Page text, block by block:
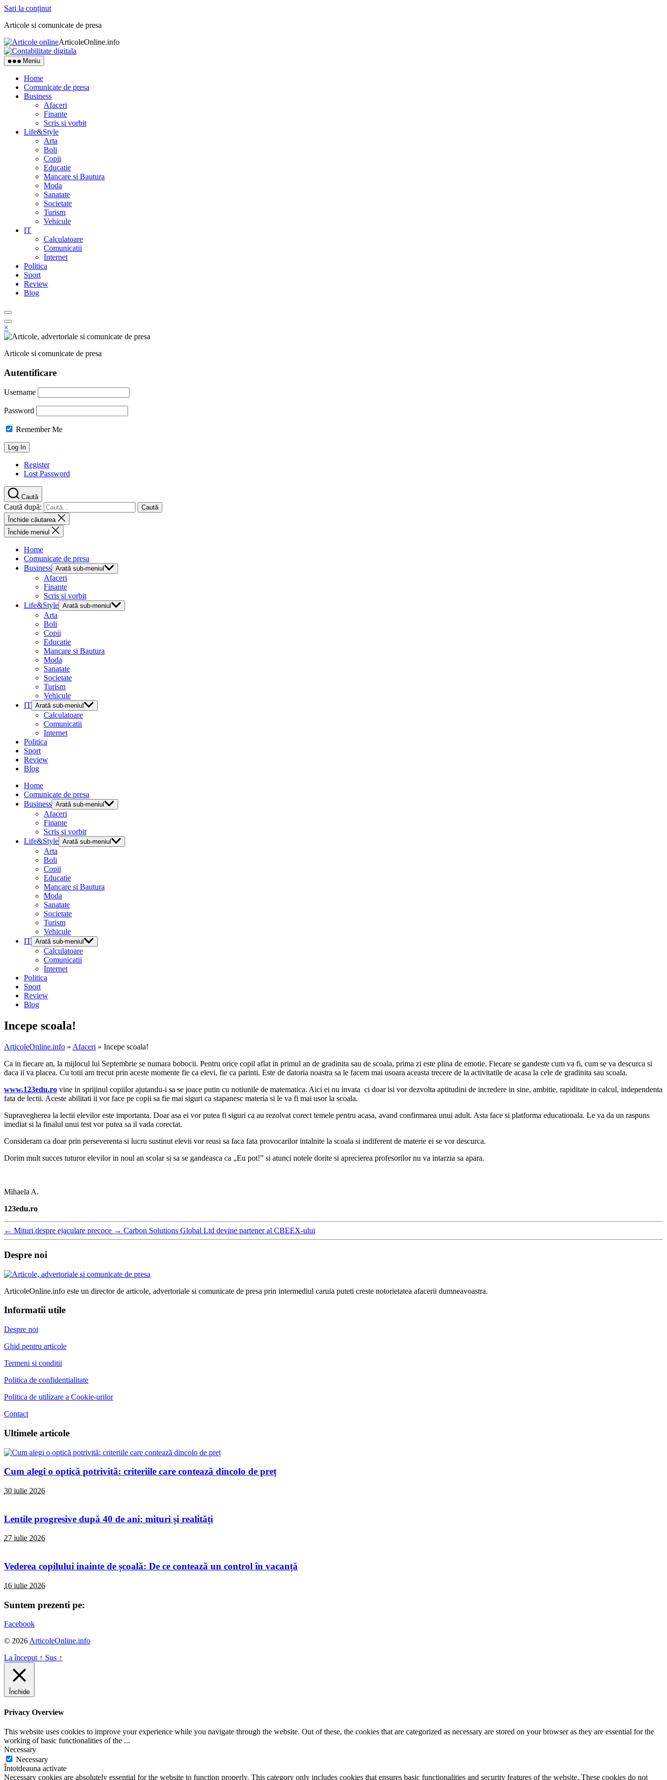
Sari la conținut
Articole si comunicate de presa
ArticoleOnline.info
Meniu
Home
Comunicate de presa
Business
Afaceri
Finante
Scris si vorbit
Life&Style
Arta
Boli
Copii
Educatie
Mancare si Bautura
Moda
Sanatate
Societate
Turism
Vehicule
IT
Calculatoare
Comunicatii
Internet
Politica
Sport
Review
Blog
×
Articole si comunicate de presa
Autentificare
Username
Password
Remember Me
Register
Lost Password
Caută
Caută după:
Închide căutarea
Închide meniul
Home
Comunicate de presa
Business Arată sub-meniul
Afaceri
Finante
Scris si vorbit
Life&Style Arată sub-meniul
Arta
Boli
Copii
Educatie
Mancare si Bautura
Moda
Sanatate
Societate
Turism
Vehicule
IT Arată sub-meniul
Calculatoare
Comunicatii
Internet
Politica
Sport
Review
Blog
Home
Comunicate de presa
Business Arată sub-meniul
Afaceri
Finante
Scris si vorbit
Life&Style Arată sub-meniul
Arta
Boli
Copii
Educatie
Mancare si Bautura
Moda
Sanatate
Societate
Turism
Vehicule
IT Arată sub-meniul
Calculatoare
Comunicatii
Internet
Politica
Sport
Review
Blog
Incepe scoala!
ArticoleOnline.info » Afaceri » Incepe scoala!
Ca in fiecare an, la mijlocul lui Septembrie se numara bobocii. Pentru orice copil aflat in primul an de gradinita sau de scoala, prima zi este plina de emotie. Fiecare se gandeste cum va fi, cum se va descurca si
daca ii va placea. Cu totii am trecut prin aceste momente fie ca elevi, fie ca parinti. Este de datoria noastra sa le facem mai usoara aceasta trecere de la activitatile de acasa la cele de gradinita sau scoala.
www.123edu.ro vine in sprijinul copiilor ajutandu-i sa se joace putin cu notiunile de matematica. Aici ei nu invata ci doar isi vor dezvolta aptitudini de incredere in sine, ambitie, rapiditate in calcul, independenta
fata de lectii. Aceste abilitati ii vor face pe copii sa fie mai siguri ca stapanesc materia si le va fi mai usor la scoala.
Supravegherea la lectii elevilor este importanta. Doar asa ei vor putea fi siguri ca au rezolvat corect temele pentru acasa, avand confirmarea unui adult. Asta face si platforma educationala. Le va da un raspuns
imediat si la finalul unui test vor putea sa il vada corectat.
Consideram ca doar prin perseverenta si lucru sustinut elevii vor reusi sa faca fata provocarilor intalnite la scoala si indiferent de materie ei se vor descurca.
Dorim mult succes tuturor elevilor in noul an scolar si sa se gandeasca ca „Eu pot!” si atunci notele dorite si aprecierea profesorilor nu va intarzia sa apara.
Mihaela A.
123edu.ro
← Mituri despre ejaculare precoce → Carbon Solutions Global Ltd devine partener al CBEEX-ului
Despre noi
ArticoleOnline.info este un director de articole, advertoriale si comunicate de presa prin intermediul caruia puteti creste notorietatea afacerii dumneavoastra.
Informatii utile
Despre noi
Ghid pentru articole
Termeni si conditii
Politica de confidentialitate
Politica de utilizare a Cookie-urilor
Contact
Ultimele articole
Cum alegi o optică potrivită: criteriile care contează dincolo de preț
30 iulie 2026
Lentile progresive după 40 de ani: mituri și realități
27 iulie 2026
Vederea copilului inainte de școală: De ce contează un control în vacanță
16 iulie 2026
Suntem prezenti pe:
Facebook
© 2026 ArticoleOnline.info
La început ↑ Sus ↑
Închide
Privacy Overview
This website uses cookies to improve your experience while you navigate through the website. Out of these, the cookies that are categorized as necessary are stored on your browser as they are essential for the
working of basic functionalities of the ...
Necessary
Necessary
Întotdeauna activate
Necessary cookies are absolutely essential for the website to function properly. This category only includes cookies that ensures basic functionalities and security features of the website. These cookies do not